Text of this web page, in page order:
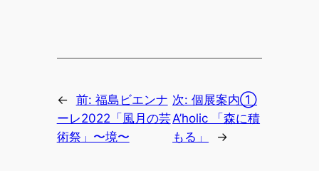
← 前: 福島ビエンナ
ーレ2022「風月の芸
術祭」〜境〜
次:個展案内①
A’holic 「森に積
もる」
→